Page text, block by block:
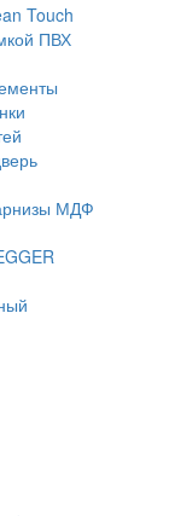
Touch
ПВХ
МДФ